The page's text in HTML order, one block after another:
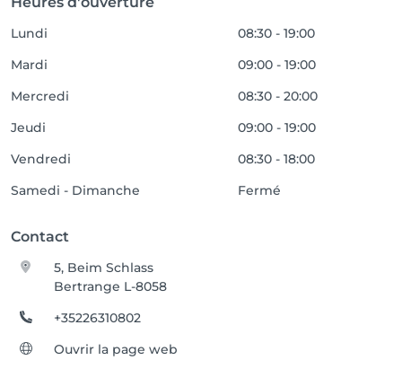
Lundi
08:30 - 19:00
Mardi
09:00 - 19:00
Mercredi
08:30 - 20:00
Jeudi
09:00 - 19:00
Vendredi
08:30 - 18:00
Samedi - Dimanche
Fermé
Contact
5, Beim Schlass
Bertrange L-8058
+35226310802
Ouvrir la page web